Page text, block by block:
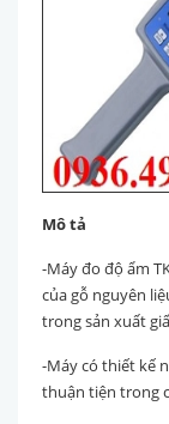
Mô tả
-Máy đo độ ẩm
của gỗ nguyên
trong sản xuất
-Máy có thiết kế
thuận tiện trong